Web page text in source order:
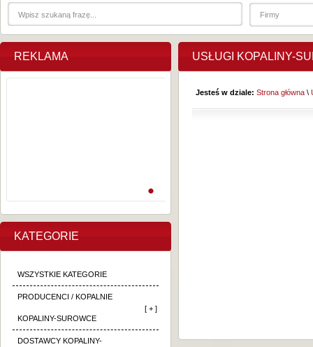
REKLAMA
KATEGORIE
WSZYSTKIE KATEGORIE
PRODUCENCI / KOPALNIE
KOPALINY-SUROWCE
[ + ]
DOSTAWCY KOPALINY-
USŁUGI KOPALINY-
Jesteś w dziale: Strona główna \